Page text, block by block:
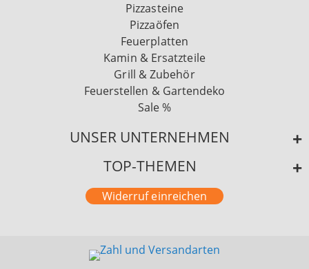
Pizzasteine
Pizzaöfen
Feuerplatten
Kamin & Ersatzteile
Grill & Zubehör
Feuerstellen & Gartendeko
Sale %
UNSER UNTERNEHMEN
TOP-THEMEN
Widerruf einreichen